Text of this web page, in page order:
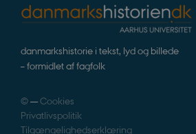
danmarkshistorie i tekst, lyd og billede
– formidlet af fagfolk
©—Cookies
Privatlivspolitik
Tilgængelighedserklæring
.nr-data.net